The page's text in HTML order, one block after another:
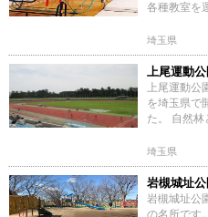
各種教室を
埼玉県
上尾運動公
上尾運動
を埼玉県で
た。 自然
埼玉県
岩槻城址公
岩槻城址公